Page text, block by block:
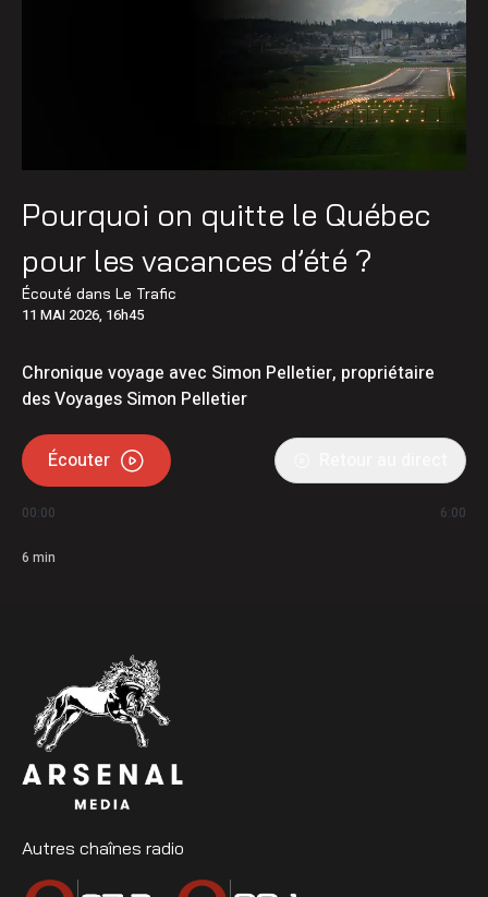
Pourquoi on quitte le Québec
pour les vacances d’été ?
Écouté dans Le Trafic
11 MAI 2026, 16h45
Chronique voyage avec Simon Pelletier, propriétaire
des Voyages Simon Pelletier
Écouter
00:00 6:00
6 min
Autres chaînes radio